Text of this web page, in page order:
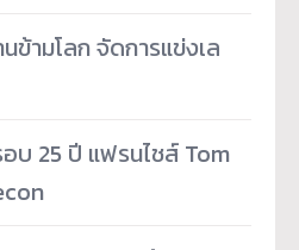
ข้ามโลก จัดการแข่งเล
บ 25 ปี แฟรนไชส์ Tom